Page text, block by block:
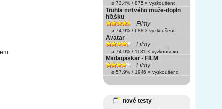
ø 73.4% / 875 × vyzkoušeno
Truhla mrtvého muže-dopln
hlášku
Filmy
ø 74.9% / 688 × vyzkoušeno
Avatar
Filmy
ø 74.9% / 1131 × vyzkoušeno
Madagaskar - FILM
Filmy
ø 57.9% / 1946 × vyzkoušeno
nové testy